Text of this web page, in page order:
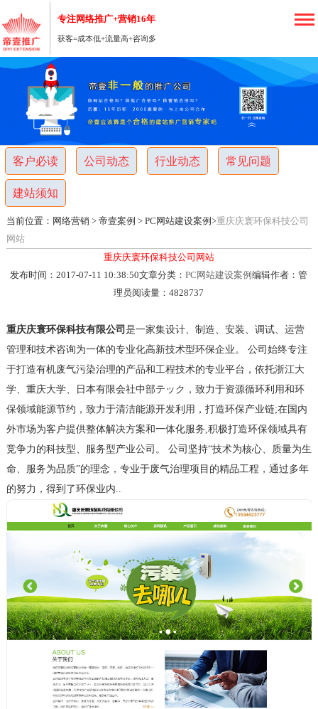
重
庆
网
络
营
销
推
专注网络推广+营销16年
获客=成本低+流量高+咨询多
客户必读 公司动态 行业动态 常见问题
建站须知
当前位置： 网络营销 > 帝壹案例 > PC网站建设案例 >重庆庆寰环保科技公司
网站
重庆庆寰环保科技公司网站
发布时间：2017-07-11 10:38:50文章分类：PC网站建设案例编辑作者：管
理员阅读量：4828737
重庆庆寰环保科技有限公司 是一家集设计、制造、安装、调试、运营
管理和技术咨询为一体的专业化高新技术型环保企业。 公司始终专注
于打造有机废气污染治理的产品和工程技术的专业平台，依托浙江大
学、重庆大学、日本有限会社中部テック，致力于资源循环利用和环
保领域能源节约，致力于清洁能源开发利用，打造环保产业链;在国内
外市场为客户提供整体解决方案和一体化服务,积极打造环保领域具有
竞争力的科技型、服务型产业公司。 公司坚持“技术为核心、质量为生
命、服务为品质”的理念，专业于废气治理项目的精品工程，通过多年
的努力，得到了环保业内..